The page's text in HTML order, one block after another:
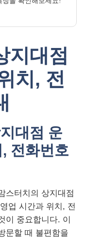
지대점
치, 전
대점 운
전화번호
스터치의 상지대점
업 시간과 위치, 전
이 중요합니다. 이
문할 때 불편함을